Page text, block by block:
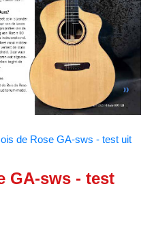
de Rose GA-sws - test uit
GA-sws - test